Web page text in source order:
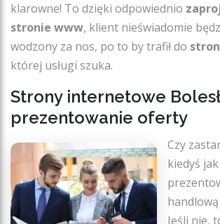
klarowne! To dzięki odpowiednio
stronie www, klient nieświadomie
wodzony za nos, po to by trafił do
której usługi szuka.
Strony internetowe
prezentowanie oferty
Czy
kiedyś
handlową
Jeśli nie,